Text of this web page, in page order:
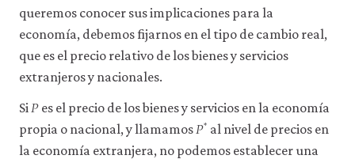
queremos conocer sus implicaciones para la
economía, debemos fijarnos en el tipo de cambio real,
que es el precio relativo de los bienes y servicios
extranjeros y nacionales.
Si𝑃
P es el precio de los bienes y servicios en la economía
propia o nacional, y llamamos𝑃*
P* al nivel de precios en
la economía extranjera, no podemos establecer una